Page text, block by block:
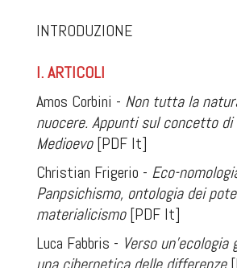
INTRODUZIONE
I. ARTICOLI
Amos Corbini - Non tutta la
nuocere. Appunti sul concetto
Medioevo[PDF It]
Christian Frigerio - Eco-
Panpsichismo, ontologia dei
materialicismo[PDF It]
Luca Fabbris - Verso un'ecologia
una cibernetica delle differenze